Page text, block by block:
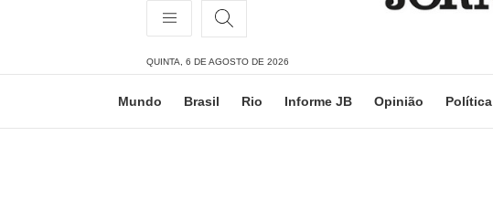
QUINTA, 6 DE AGOSTO DE 2026
Mundo Brasil Rio Informe JB Opinião Política